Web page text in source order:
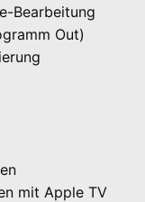
Bearbeitung
Out)
mit Apple TV